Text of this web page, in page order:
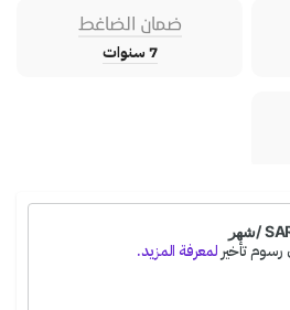
ضمان الضاغط
7 سنوات